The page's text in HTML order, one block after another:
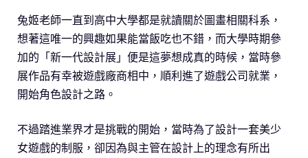
兔姬老師一直到高中大學都是就讀關於圖畫相關科系，
想著這唯一的興趣如果能當飯吃也不錯，而大學時期參
加的「新一代設計展」便是這夢想成真的時候，當時參
展作品有幸被遊戲廠商相中，順利進了遊戲公司就業，
開始角色設計之路。
不過踏進業界才是挑戰的開始，當時為了設計一套美少
女遊戲的制服，卻因為與主管在設計上的理念有所出